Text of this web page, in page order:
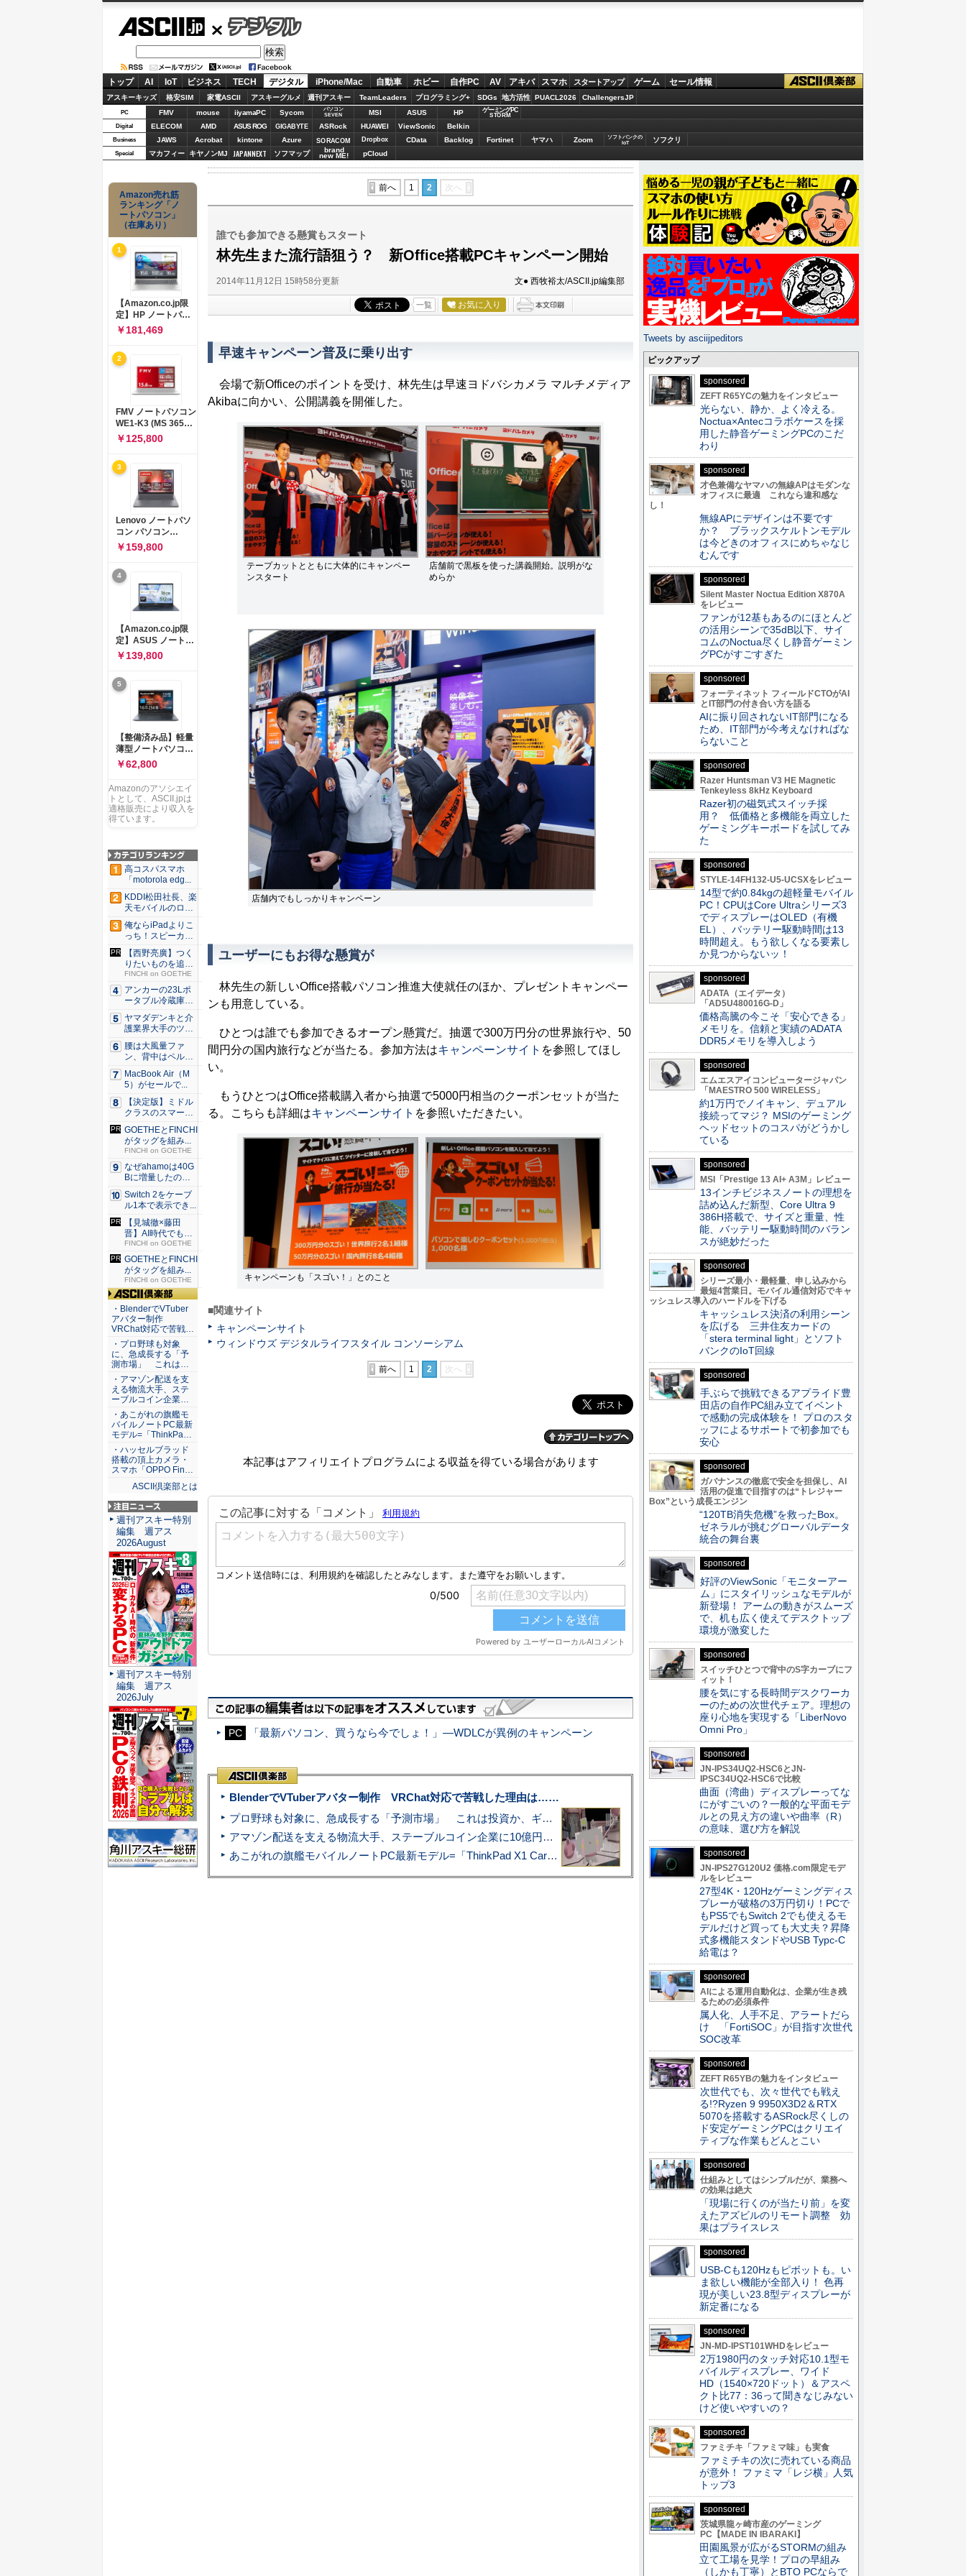
デジタル
トップ AI IoT ビジネス TECH デジタル iPhone/Mac 自動車 ホビー 自作PC AV アキバ スマホ スタートアップ ゲーム セール情報
アスキーキッズ 格安SIM 家電ASCII アスキーグルメ 週刊アスキー TeamLeaders プログラミング+ SDGs 地方活性 PUACL2026 ChallengersJP
PC FMV mouse iiyamaPC Sycom
パソコン
SEVEN
MSI ASUS HP ゲーミングPC
STORM
Digital ELECOM AMD ASUS ROG GIGABYTE ASRock HUAWEI ViewSonic Belkin
Business JAWS Acrobat kintone Azure SORACOM Dropbox CData Backlog Fortinet ヤマハ Zoom
ソフトバンクの
IoT
ソフクリ
Special マカフィー キヤノンMJ JAPANNEXT ソフマップ brand
new ME! pCloud
前へ 1 2 次へ
誰でも参加できる懸賞もスタート
林先生また流行語狙う？ 新Office搭載PCキャンペーン開始
2014年11月12日 15時58分更新 文● 西牧裕太/ASCII.jp編集部
一覧 お気に入り
早速キャンペーン普及に乗り出す
会場で新Officeのポイントを受け、林先生は早速ヨドバシカメラ マルチメディア
Akibaに向かい、公開講義を開催した。
テープカットとともに大体的にキャンペー
ンスタート
店舗前で黒板を使った講義開始。説明がな
めらか
店舗内でもしっかりキャンペーン
ユーザーにもお得な懸賞が
林先生の新しいOffice搭載パソコン推進大使就任のほか、プレゼントキャンペー
ンも用意している。
ひとつは誰でも参加できるオープン懸賞だ。抽選で300万円分の世界旅行や、50
間円分の国内旅行などが当たる。参加方法はキャンペーンサイト を参照してほし
い。
もうひとつはOffice搭載購入者から抽選で5000円相当のクーポンセットが当た
る。こちらも詳細はキャンペーンサイト を参照いただきたい。
キャンペーンも「スゴい！」とのこと
■関連サイト
キャンペーンサイト
ウィンドウズ デジタルライフスタイル コンソーシアム
前へ 1 2 次へ
本記事はアフィリエイトプログラムによる収益を得ている場合があります
PC 「最新パソコン、買うなら今でしょ！」—WDLCが異例のキャンペーン
BlenderでVTuberアバター制作 VRChat対応で苦戦した理由は……
プロ野球も対象に、急成長する「予測市場」 これは投資か、ギャンブルか
アマゾン配送を支える物流大手、ステーブルコイン企業に10億円投資のワケ
あこがれの旗艦モバイルノートPC最新モデル=「ThinkPad X1 Carbon Gen 14 Aura Edition」実機レビュー
Amazon売れ筋
ランキング「ノ
ートパソコン」
（在庫あり）
1
【Amazon.co.jp限
定】HP ノートパソ
コン 15-fd 15.6イン
チ インテル Core 5
120U メモリ16GB
SSD512GB
Windows 11
Microsoft Office
2024搭載 WPS
Office搭載 カメラシ
ャッター 指紋認証 薄
型 Copilotキー搭載
ナチュラルシルバー
￥181,469
2
FMV ノートパソコン
WE1-K3 (MS 365
Personal/Copilotキ
ー搭載/Win 11/15.6
型/Core
i5/16GB/SSD
512GB/ホワイト)
FMVWK3E15W_AZ
￥125,800
3
Lenovo ノートパソ
コン パソコン
IdeaPad Slim 3 14.0
インチ AMD
Ryzen™ 5 8640HS
メモリ16GB
SSD512GB
Microsoft 365 試用
版 Windows11 バッ
テリー駆動12.6時間
重量1.39kg ルナグレ
ー 83K9003JJP ノー
トPC
￥159,800
4
【Amazon.co.jp限
定】ASUS ノートパ
ソコン Vivobook 15
M1502NAQ 15.6イ
ンチ AMD Ryzen 7
170 メモリ16GB
SSD 512GB
Microsoft 365
Personal (24か月版)
搭載 Windows 11 重
量1.7kg Wi-Fi 6E ク
ワイエットブルー
M1502NAQ-
￥139,800
5
【整備済み品】軽量
薄型ノートパソコン
dynabook G83 ■
13.3型
FHD(1920x1080) -
高性能第11世代Core
i5-1135G7 - メモリ
16GB - SSD 256GB
USB Type-C - MS
Office 2021 - Win11
搭載
￥62,800
Amazonのアソシエイ
トとして、ASCII.jpは
適格販売により収入を
得ています。
高コスパスマホ
「motorola edg...
KDDI松田社長、楽
天モバイルのロー
ミン...
俺ならiPadよりこ
っち！スピーカー
9個...
【西野亮廣】つく
りたいものを追求
できる環...
FINCHI on GOETHE
アンカーの23Lポ
ータブル冷蔵庫が
Ama...
ヤマダデンキと介
護業界大手のツク
イが協業...
腰は大風量ファ
ン、背中はペルチ
ェ冷却。ダ...
MacBook Air（M
5）がセールで...
【決定版】ミドル
クラスのスマート
フォンの...
GOETHEとFINCHI
がタッグを組み...
FINCHI on GOETHE
なぜahamoは40G
Bに増量したの
か ...
Switch 2をケーブ
ル1本で表示でき...
【見城徹×藤田
晋】AI時代でも変
わらない...
FINCHI on GOETHE
GOETHEとFINCHI
がタッグを組み...
FINCHI on GOETHE
ASCII倶楽部
・BlenderでVTuber
アバター制作
VRChat対応で苦戦…
・プロ野球も対象
に、急成長する「予
測市場」 これは…
・アマゾン配送を支
える物流大手、ステ
ーブルコイン企業…
・あこがれの旗艦モ
バイルノートPC最新
モデル=「ThinkPa…
・ハッセルブラッド
搭載の頂上カメラ・
スマホ「OPPO Fin…
ASCII倶楽部とは
注目ニュース
週刊アスキー特別
編集 週アス
2026August
週刊アスキー特別
編集 週アス
2026July
Tweets by asciijpeditors
ピックアップ
sponsored
ZEFT R65YCの魅力をインタビュー
光らない、静か、よく冷える。
Noctua×Antecコラボケースを採
用した静音ゲーミングPCのこだ
わり
sponsored
才色兼備なヤマハの無線APはモダンな
オフィスに最適 これなら違和感な
し！
無線APにデザインは不要です
か？ ブラックスケルトンモデル
は今どきのオフィスにめちゃなじ
むんです
sponsored
Silent Master Noctua Edition X870A
をレビュー
ファンが12基もあるのにほとんど
の活用シーンで35dB以下、サイ
コムのNoctua尽くし静音ゲーミン
グPCがすごすぎた
sponsored
フォーティネット フィールドCTOがAI
とIT部門の付き合い方を語る
AIに振り回されないIT部門になる
ため、IT部門が今考えなければな
らないこと
sponsored
Razer Huntsman V3 HE Magnetic
Tenkeyless 8kHz Keyboard
Razer初の磁気式スイッチ採
用？ 低価格と多機能を両立した
ゲーミングキーボードを試してみ
た
sponsored
STYLE-14FH132-U5-UCSXをレビュー
14型で約0.84kgの超軽量モバイル
PC！CPUはCore Ultraシリーズ3
でディスプレーはOLED（有機
EL）、バッテリー駆動時間は13
時間超え。もう欲しくなる要素し
か見つからないッ！
sponsored
ADATA（エイデータ）
「AD5U480016G-D」
価格高騰の今こそ「安心できる」
メモリを。信頼と実績のADATA
DDR5メモリを導入しよう
sponsored
エムエスアイコンピュータージャパン
「MAESTRO 500 WIRELESS」
約1万円でノイキャン、デュアル
接続ってマジ？ MSIのゲーミング
ヘッドセットのコスパがどうかし
ている
sponsored
MSI「Prestige 13 AI+ A3M」レビュー
13インチビジネスノートの理想を
詰め込んだ新型、Core Ultra 9
386H搭載で、サイズと重量、性
能、バッテリー駆動時間のバラン
スが絶妙だった
sponsored
シリーズ最小・最軽量、申し込みから
最短4営業日。モバイル通信対応でキャ
ッシュレス導入のハードルを下げる
キャッシュレス決済の利用シーン
を広げる 三井住友カードの
「stera terminal light」とソフト
バンクのIoT回線
sponsored
手ぶらで挑戦できるアプライド豊
田店の自作PC組み立てイベント
で感動の完成体験を！ プロのスタ
ッフによるサポートで初参加でも
安心
sponsored
ガバナンスの徹底で安全を担保し、AI
活用の促進で目指すのは“トレジャー
Box”という成長エンジン
“120TB消失危機”を救ったBox。
ゼネラルが挑むグローバルデータ
統合の舞台裏
sponsored
好評のViewSonic「モニターアー
ム」にスタイリッシュなモデルが
新登場！ アームの動きがスムーズ
で、机も広く使えてデスクトップ
環境が激変した
sponsored
スイッチひとつで背中のS字カーブにフ
ィット！
腰を気にする長時間デスクワーカ
ーのための次世代チェア。理想の
座り心地を実現する「LiberNovo
Omni Pro」
sponsored
JN-IPS34UQ2-HSC6とJN-
IPSC34UQ2-HSC6で比較
曲面（湾曲）ディスプレーってな
にがすごいの？一般的な平面モデ
ルとの見え方の違いや曲率（R）
の意味、選び方を解説
sponsored
JN-IPS27G120U2 価格.com限定モデ
ルをレビュー
27型4K・120Hzゲーミングディス
プレーが破格の3万円切り！PCで
もPS5でもSwitch 2でも使えるモ
デルだけど買っても大丈夫？昇降
式多機能スタンドやUSB Typc-C
給電は？
sponsored
AIによる運用自動化は、企業が生き残
るための必須条件
属人化、人手不足、アラートだら
け 「FortiSOC」が目指す次世代
SOC改革
sponsored
ZEFT R65YBの魅力をインタビュー
次世代でも、次々世代でも戦え
る!?Ryzen 9 9950X3D2＆RTX
5070を搭載するASRock尽くしの
ド安定ゲーミングPCはクリエイ
ティブな作業もどんとこい
sponsored
仕組みとしてはシンプルだが、業務へ
の効果は絶大
「現場に行くのが当たり前」を変
えたアズビルのリモート調整 効
果はプライスレス
sponsored
USB-Cも120Hzもピボットも。い
ま欲しい機能が全部入り！ 色再
現が美しい23.8型ディスプレーが
新定番になる
sponsored
JN-MD-IPST101WHDをレビュー
2万1980円のタッチ対応10.1型モ
バイルディスプレー、ワイド
HD（1540×720ドット）＆アスペ
クト比77：36って聞きなじみない
けど使いやすいの？
sponsored
ファミチキ「ファミマ味」も実食
ファミチキの次に売れている商品
が意外！ ファミマ「レジ横」人気
トップ3
sponsored
茨城県龍ヶ崎市産のゲーミング
PC【MADE IN IBARAKI】
田園風景が広がるSTORMの組み
立て工場を見学！プロの早組み
（しかも丁寧）とBTO PCならで